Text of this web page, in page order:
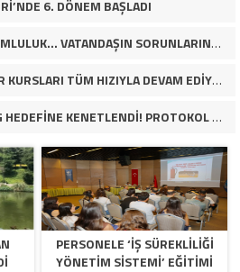
6. DÖNEM BAŞLADI
“GENÇ YAŞTA BÜYÜK SORUMLULUK… VATANDAŞIN SORUNLARINA ÇÖZÜM ARIYOR!”
BEYLİKDÜZÜ’NDE YAZ SPOR KURSLARI TÜM HIZIYLA DEVAM EDİYOR
BÜYÜKÇEKMECE SÜPER LİG HEDEFİNE KENETLENDİ! PROTOKOL VE İŞ DÜNYASINDAN BASKETBOL TAKIMINA TAM DESTEK…
PERSONELE ‘İŞ SÜREKLİLİĞİ
YÖNETİM SİSTEMİ’ EĞİTİMİ